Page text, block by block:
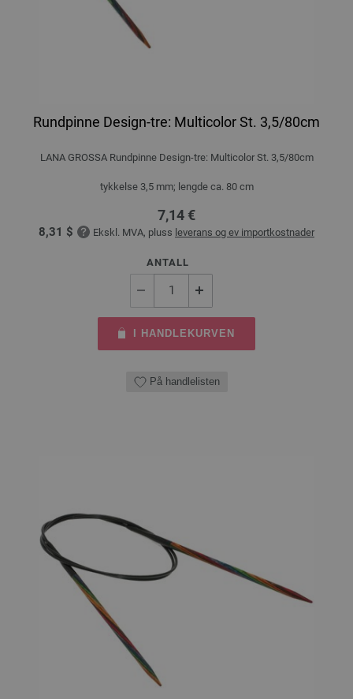
Rundpinne Design-tre: Multicolor St. 3,5/80cm
LANA GROSSA Rundpinne Design-tre: Multicolor St. 3,5/80cm
tykkelse 3,5 mm; lengde ca. 80 cm
7,14 €
8,31 $ Ekskl. MVA, pluss leverans og ev importkostnader
ANTALL
I HANDLEKURVEN
På handlelisten